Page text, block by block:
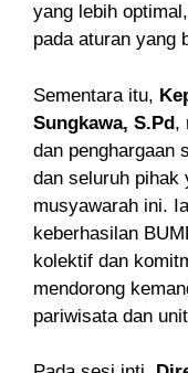
yang lebih
pada aturan yang
Sementara itu,
Sungkawa, S.Pd,
dan penghargaan
dan seluruh pihak
musyawarah ini.
keberhasilan
kolektif dan
mendorong
pariwisata dan